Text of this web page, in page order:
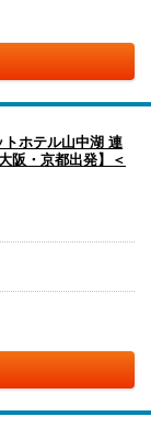
ホテル山中湖 連
阪・京都出発】＜